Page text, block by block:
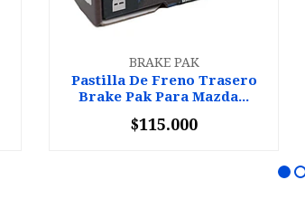
BRAKE PAK
Pastilla De Freno Trasero
Brake Pak Para Mazda...
+
$115.000